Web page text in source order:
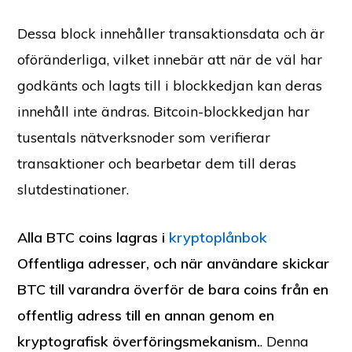
Dessa block innehåller transaktionsdata och är
oföränderliga, vilket innebär att när de väl har
godkänts och lagts till i blockkedjan kan deras
innehåll inte ändras. Bitcoin-blockkedjan har
tusentals nätverksnoder som verifierar
transaktioner och bearbetar dem till deras
slutdestinationer.
Alla BTC coins lagras i kryptoplånbok
Offentliga adresser, och när användare skickar
BTC till varandra överför de bara coins från en
offentlig adress till en annan genom en
kryptografisk överföringsmekanism.. Denna